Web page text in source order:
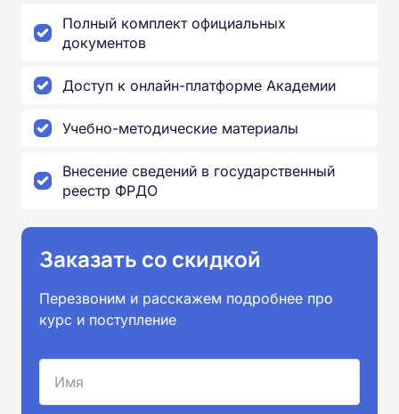
Полный комплект официальных
документов
Доступ к онлайн-платформе Академии
Учебно-методические материалы
Внесение сведений в государственный
реестр ФРДО
Заказать со скидкой
Перезвоним и расскажем подробнее про
курс и поступление